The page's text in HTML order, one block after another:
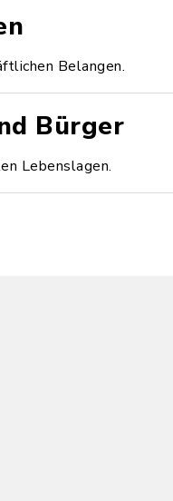
Belangen.
Bürger
Lebenslagen.